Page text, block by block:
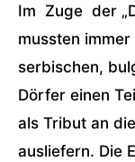
Im Zuge der
mussten
serbischen,
Dörfer einen
als Tribut an
ausliefern. Die